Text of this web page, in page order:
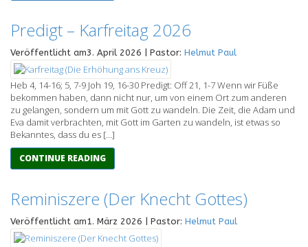
Predigt – Karfreitag 2026
Veröffentlicht am3. April 2026 | Pastor: Helmut Paul
Heb 4, 14-16; 5, 7-9 Joh 19, 16-30 Predigt: Off 21, 1-7 Wenn wir Füße
bekommen haben, dann nicht nur, um von einem Ort zum anderen
zu gelangen, sondern um mit Gott zu wandeln. Die Zeit, die Adam und
Eva damit verbrachten, mit Gott im Garten zu wandeln, ist etwas so
Bekanntes, dass du es […]
CONTINUE READING
Reminiszere (Der Knecht Gottes)
Veröffentlicht am1. März 2026 | Pastor: Helmut Paul